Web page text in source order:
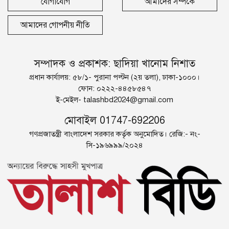
আমাদের গোপনীয় নীতি
সম্পাদক ও প্রকাশক: ছাদিয়া খানোম নিশাত
প্রধান কার্যালয়: ৫৮/১- পুরানা পল্টন (২য় তলা), ঢাকা-১০০০।
ফোন: ০২২২-৪৪৫৮৫৪৭
ই-মেইল- talashbd2024@gmail.com
মোবাইল 01747-692206
গণপ্রজাতন্ত্রী বাংলাদেশ সরকার কর্তৃক অনুমোদিত। রেজি:- নং-
সি-১৯৬৯৯৯/২০২৪